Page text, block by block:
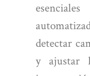
detectar
y ajustar